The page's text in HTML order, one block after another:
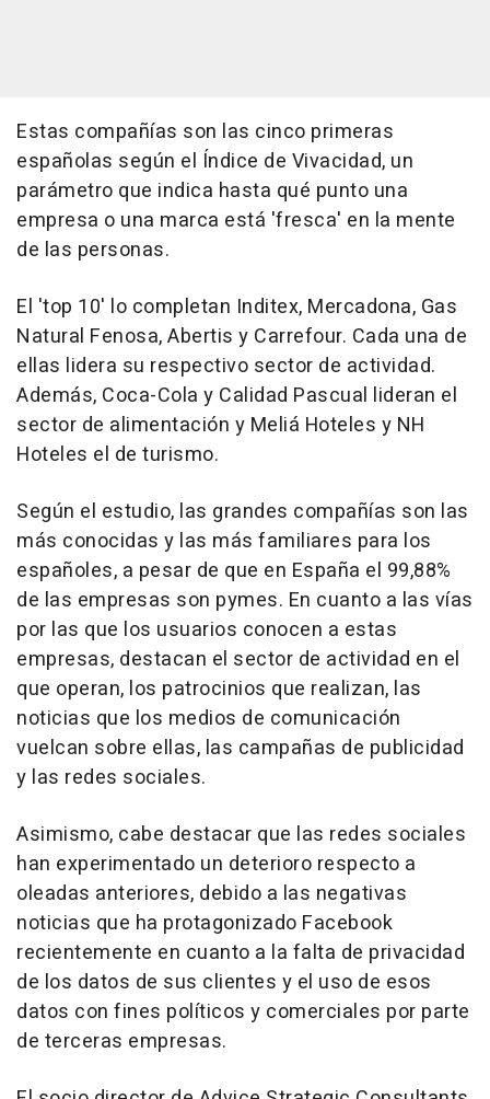
Estas compañías son las cinco primeras
españolas según el Índice de Vivacidad, un
parámetro que indica hasta qué punto una
empresa o una marca está 'fresca' en la mente
de las personas.
El 'top 10' lo completan Inditex, Mercadona, Gas
Natural Fenosa, Abertis y Carrefour. Cada una de
ellas lidera su respectivo sector de actividad.
Además, Coca-Cola y Calidad Pascual lideran el
sector de alimentación y Meliá Hoteles y NH
Hoteles el de turismo.
Según el estudio, las grandes compañías son las
más conocidas y las más familiares para los
españoles, a pesar de que en España el 99,88%
de las empresas son pymes. En cuanto a las vías
por las que los usuarios conocen a estas
empresas, destacan el sector de actividad en el
que operan, los patrocinios que realizan, las
noticias que los medios de comunicación
vuelcan sobre ellas, las campañas de publicidad
y las redes sociales.
Asimismo, cabe destacar que las redes sociales
han experimentado un deterioro respecto a
oleadas anteriores, debido a las negativas
noticias que ha protagonizado Facebook
recientemente en cuanto a la falta de privacidad
de los datos de sus clientes y el uso de esos
datos con fines políticos y comerciales por parte
de terceras empresas.